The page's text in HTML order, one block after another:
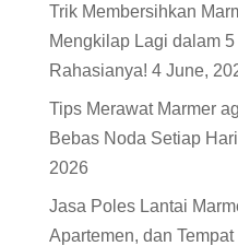
Trik Membersihkan
Mengkilap Lagi dalam
Rahasianya! 4 June,
Tips Merawat Marmer
Bebas Noda Setiap
2026
Jasa Poles Lantai
Apartemen, dan